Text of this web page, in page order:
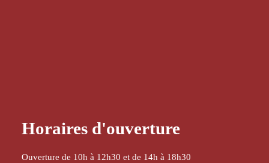
Horaires d'ouverture
Ouverture de 10h à 12h30 et de 14h à 18h30